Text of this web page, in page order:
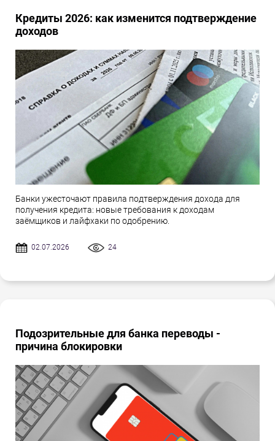
Кредиты 2026: как изменится подтверждение
доходов
Банки ужесточают правила подтверждения дохода для
получения кредита: новые требования к доходам
заёмщиков и лайфхаки по одобрению.
02.07.2026 24
Подозрительные для банка переводы -
причина блокировки